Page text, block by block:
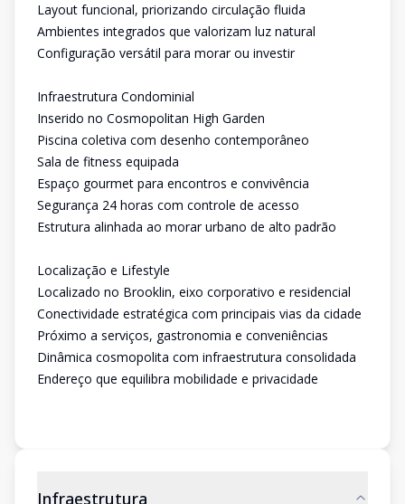
Layout funcional, priorizando circulação fluida
Ambientes integrados que valorizam luz natural
Configuração versátil para morar ou investir
Infraestrutura Condominial
Inserido no Cosmopolitan High Garden
Piscina coletiva com desenho contemporâneo
Sala de fitness equipada
Espaço gourmet para encontros e convivência
Segurança 24 horas com controle de acesso
Estrutura alinhada ao morar urbano de alto padrão
Localização e Lifestyle
Localizado no Brooklin, eixo corporativo e residencial
Conectividade estratégica com principais vias da cidade
Próximo a serviços, gastronomia e conveniências
Dinâmica cosmopolita com infraestrutura consolidada
Endereço que equilibra mobilidade e privacidade
Infraestrutura